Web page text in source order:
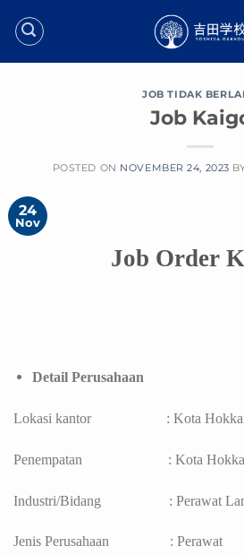
JOB TIDAK
Job
POSTED ON NOVEMBER 24, 2023
24
Nov
Job Order
Detail Perusahaan
Lokasi kantor : Kota
Penempatan : Kota
Industri/Bidang : Perawat
Jenis Perusahaan : Perawat